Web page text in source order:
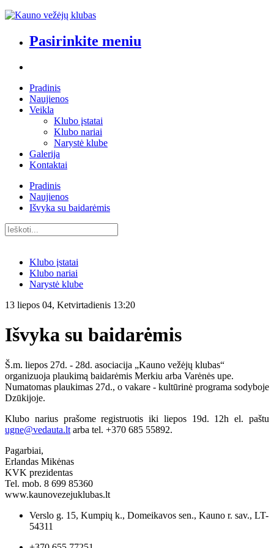
Pasirinkite meniu
Pradinis
Naujienos
Veikla
Klubo įstatai
Klubo nariai
Narystė klube
Galerija
Kontaktai
Pradinis
Naujienos
Išvyka su baidarėmis
Klubo įstatai
Klubo nariai
Narystė klube
13 liepos 04, Ketvirtadienis 13:20
Išvyka su baidarėmis
Š.m. liepos 27d. - 28d. asociacija „Kauno vežėjų klubas“
organizuoja plaukimą baidarėmis Merkiu arba Varėnės upe.
Numatomas plaukimas 27d., o vakare - kultūrinė programa sodyboje
Dzūkijoje.
Klubo narius prašome registruotis iki liepos 19d. 12h el. paštu
ugne@vedauta.lt arba tel. +370 685 55892.
Pagarbiai,
Erlandas Mikėnas
KVK prezidentas
Tel. mob. 8 699 85360
www.kaunovezejuklubas.lt
Verslo g. 15, Kumpių k., Domeikavos sen., Kauno r. sav., LT-
54311